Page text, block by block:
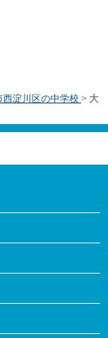
西淀川区の中学校 > 大